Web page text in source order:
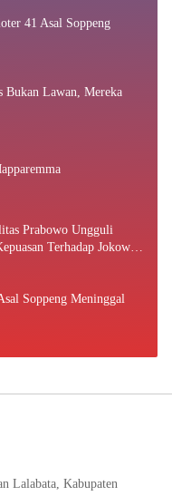
41 Asal Soppeng
Bukan Lawan, Mereka
Prabowo Ungguli
Terhadap Jokowi
Soppeng Meninggal
Lalabata, Kabupaten